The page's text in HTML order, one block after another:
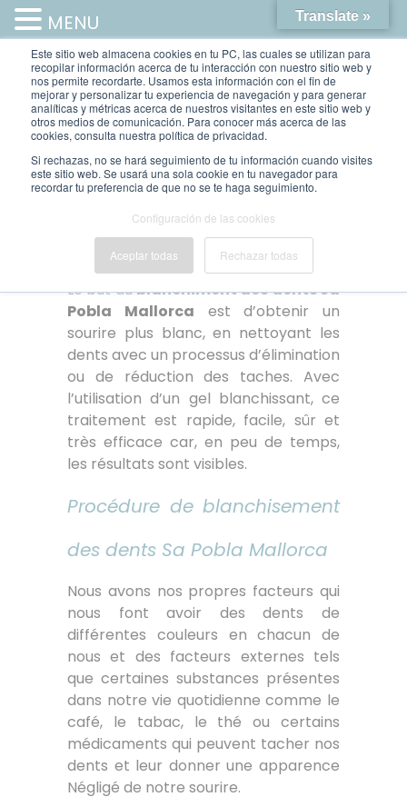
Este sitio web almacena cookies en tu PC, las cuales se utilizan para
recopilar información acerca de tu interacción con nuestro sitio web y
nos permite recordarte. Usamos esta información con el fin de
mejorar y personalizar tu experiencia de navegación y para generar
analíticas y métricas acerca de nuestros visitantes en este sitio web y
otros medios de comunicación. Para conocer más acerca de las
cookies, consulta nuestra política de privacidad.
Si rechazas, no se hará seguimiento de tu información cuando visites
este sitio web. Se usará una sola cookie en tu navegador para
recordar tu preferencia de que no se te haga seguimiento.
Configuración de las cookies
Aceptar todas Rechazar todas
TRAITEMENT DE
BLANCHIMENT DENTAIRE
TRAITEMENT DE BLANCHIMENT
DENTAIRE
Le but dublanchiment des dents Sa
Pobla Mallorca est d’obtenir un
sourire plus blanc, en nettoyant les
dents avec un processus d’élimination
ou de réduction des taches. Avec
l’utilisation d’un gel blanchissant, ce
traitement est rapide, facile, sûr et
très efficace car, en peu de temps,
les résultats sont visibles.
Procédure de blanchisement
des dents Sa Pobla Mallorca
Nous avons nos propres facteurs qui
nous font avoir des dents de
différentes couleurs en chacun de
nous et des facteurs externes tels
que certaines substances présentes
dans notre vie quotidienne comme le
café, le tabac, le thé ou certains
médicaments qui peuvent tacher nos
dents et leur donner une apparence
Négligé de notre sourire.
Translate »
MENU